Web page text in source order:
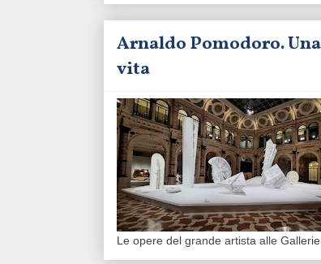
Arnaldo Pomodoro. Una
vita
Le opere del grande artista alle